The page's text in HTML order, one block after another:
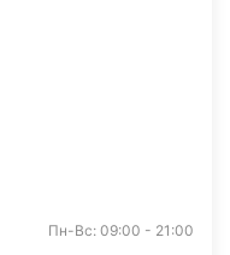
Пн-Вс: 09:00 - 21:00